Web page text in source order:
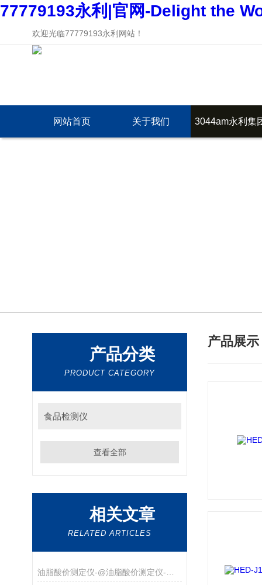
77779193永利|官网-Delight the
欢迎光临77779193永利网站！
网站首页 关于我们 3044am永利集
产品分类
PRODUCT CATEGORY
食品检测仪
查看全部
相关文章
RELATED ARTICLES
产品展示